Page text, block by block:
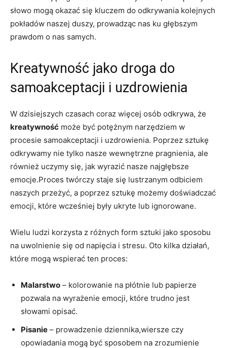
słowo mogą okazać się kluczem do odkrywania kolejnych
pokładów naszej duszy, prowadząc nas ku głębszym
prawdom o nas samych.
Kreatywność jako droga do
samoakceptacji i uzdrowienia
W dzisiejszych czasach coraz więcej osób odkrywa, że
kreatywność może być potężnym narzędziem w
procesie samoakceptacji i uzdrowienia. Poprzez sztukę
odkrywamy nie tylko nasze wewnętrzne pragnienia, ale
również uczymy się, jak wyrazić nasze najgłębsze
emocje.Proces twórczy staje się lustrzanym odbiciem
naszych przeżyć, a poprzez sztukę możemy doświadczać
emocji, które wcześniej były ukryte lub ignorowane.
Wielu ludzi korzysta z różnych form sztuki jako sposobu
na uwolnienie się od napięcia i stresu. Oto kilka działań,
które mogą wspierać ten proces:
Malarstwo – kolorowanie na płótnie lub papierze
pozwala na wyrażenie emocji, które trudno jest
słowami opisać.
Pisanie – prowadzenie dziennika,wiersze czy
opowiadania mogą być sposobem na zrozumienie